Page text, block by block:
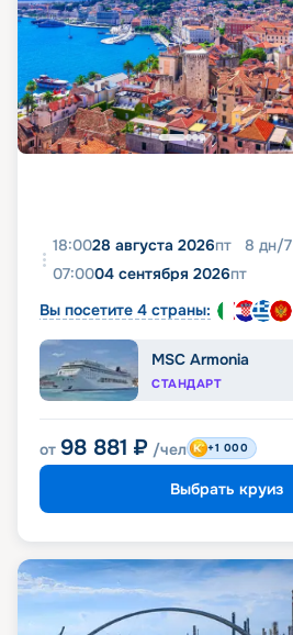
18:0028 августа 2026пт 8 дн/7
07:0004 сентября 2026пт
Вы посетите 4 страны:
MSC Armonia
СТАНДАРТ
от 98 881 ₽ /чел +1 000
Выбрать круиз